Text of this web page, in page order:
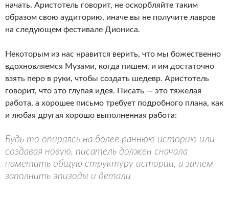
начать. Аристотель говорит, не оскорбляйте таким
образом свою аудиторию, иначе вы не получите лавров
на следующем фестивале Диониса.
Некоторым из нас нравится верить, что мы божественно
вдохновляемся Музами, когда пишем, и им достаточно
взять перо в руки, чтобы создать шедевр. Аристотель
говорит, что это глупая идея. Писать — это тяжелая
работа, а хорошее письмо требует подробного плана, как
и любая другая хорошо выполненная работа:
Будь то опираясь на более раннюю историю или
создавая новую, писатель должен сначала
наметить общую структуру истории, а затем
заполнить эпизоды и детали